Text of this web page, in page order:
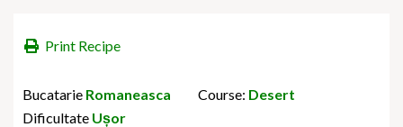
Print Recipe
Bucatarie Romaneasca Course: Desert
Dificultate Ușor